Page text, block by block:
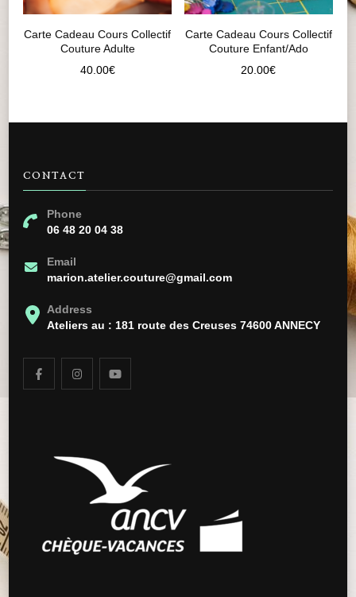
Carte Cadeau Cours Collectif
Couture Adulte
40.00€
Carte Cadeau Cours Collectif
Couture Enfant/Ado
20.00€
CONTACT
Phone
06 48 20 04 38
Email
marion.atelier.couture@gmail.com
Address
Ateliers au : 181 route des Creuses 74600 ANNECY